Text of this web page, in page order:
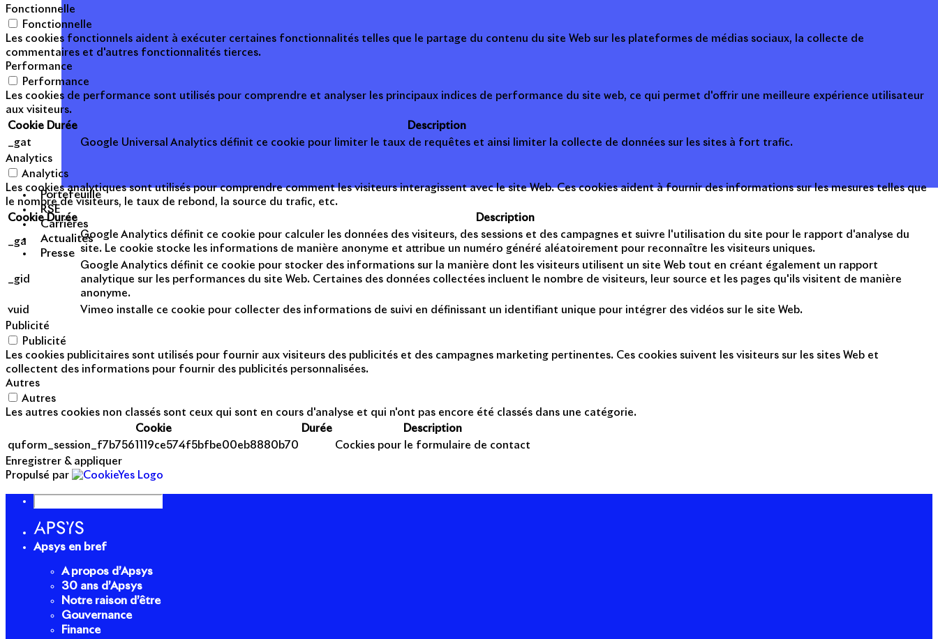
Portefeuille
RSE
Carrières
Actualités
Presse
Fonctionnelle
Fonctionnelle
Les cookies fonctionnels aident à exécuter certaines fonctionnalités telles que le partage du contenu du site Web sur les plateformes de médias sociaux, la collecte de
commentaires et d'autres fonctionnalités tierces.
Performance
Performance
Les cookies de performance sont utilisés pour comprendre et analyser les principaux indices de performance du site web, ce qui permet d'offrir une meilleure expérience utilisateur
aux visiteurs.
Cookie Durée
Description
_gat
Google Universal Analytics définit ce cookie pour limiter le taux de requêtes et ainsi limiter la collecte de données sur les sites à fort trafic.
Analytics
Analytics
Les cookies analytiques sont utilisés pour comprendre comment les visiteurs interagissent avec le site Web. Ces cookies aident à fournir des informations sur les mesures telles que
le nombre de visiteurs, le taux de rebond, la source du trafic, etc.
Cookie Durée Description
_ga
Google Analytics définit ce cookie pour calculer les données des visiteurs, des sessions et des campagnes et suivre l'utilisation du site pour le rapport d'analyse du
site. Le cookie stocke les informations de manière anonyme et attribue un numéro généré aléatoirement pour reconnaître les visiteurs uniques.
_gid
Google Analytics définit ce cookie pour stocker des informations sur la manière dont les visiteurs utilisent un site Web tout en créant également un rapport
analytique sur les performances du site Web. Certaines des données collectées incluent le nombre de visiteurs, leur source et les pages qu'ils visitent de manière
anonyme.
vuid
Vimeo installe ce cookie pour collecter des informations de suivi en définissant un identifiant unique pour intégrer des vidéos sur le site Web.
Publicité
Publicité
Les cookies publicitaires sont utilisés pour fournir aux visiteurs des publicités et des campagnes marketing pertinentes. Ces cookies suivent les visiteurs sur les sites Web et
collectent des informations pour fournir des publicités personnalisées.
Autres
Autres
Les autres cookies non classés sont ceux qui sont en cours d'analyse et qui n'ont pas encore été classés dans une catégorie.
Cookie
Durée
Description
quform_session_f7b7561119ce574f5bfbe00eb8880b70
Cockies pour le formulaire de contact
Enregistrer & appliquer
Propulsé par
Apsys en bref
A propos d’Apsys
30 ans d’Apsys
Notre raison d’être
Gouvernance
Finance